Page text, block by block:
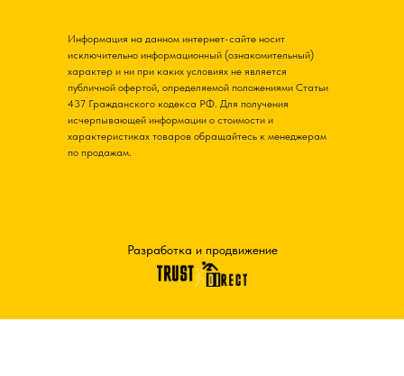
Разработка и продвижение
Информация на данном интернет-сайте носит
исключительно информационный (ознакомительный)
характер и ни при каких условиях не является
публичной офертой, определяемой положениями Статьи
437 Гражданского кодекса РФ. Для получения
исчерпывающей информации о стоимости и
характеристиках товаров обращайтесь к менеджерам
по продажам.